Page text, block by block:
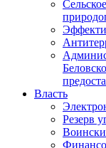
Власть
Резерв